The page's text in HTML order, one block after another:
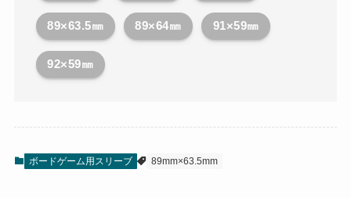
89×63.5㎜ 89×64㎜ 91×59㎜
92×59㎜
ボードゲーム用スリーブ 89mm×63.5mm